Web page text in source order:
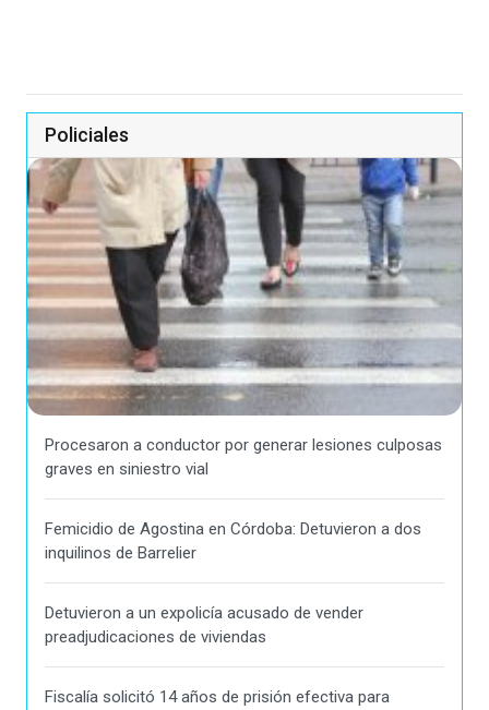
Policiales
Procesaron a conductor por generar lesiones culposas
graves en siniestro vial
Femicidio de Agostina en Córdoba: Detuvieron a dos
inquilinos de Barrelier
Detuvieron a un expolicía acusado de vender
preadjudicaciones de viviendas
Fiscalía solicitó 14 años de prisión efectiva para